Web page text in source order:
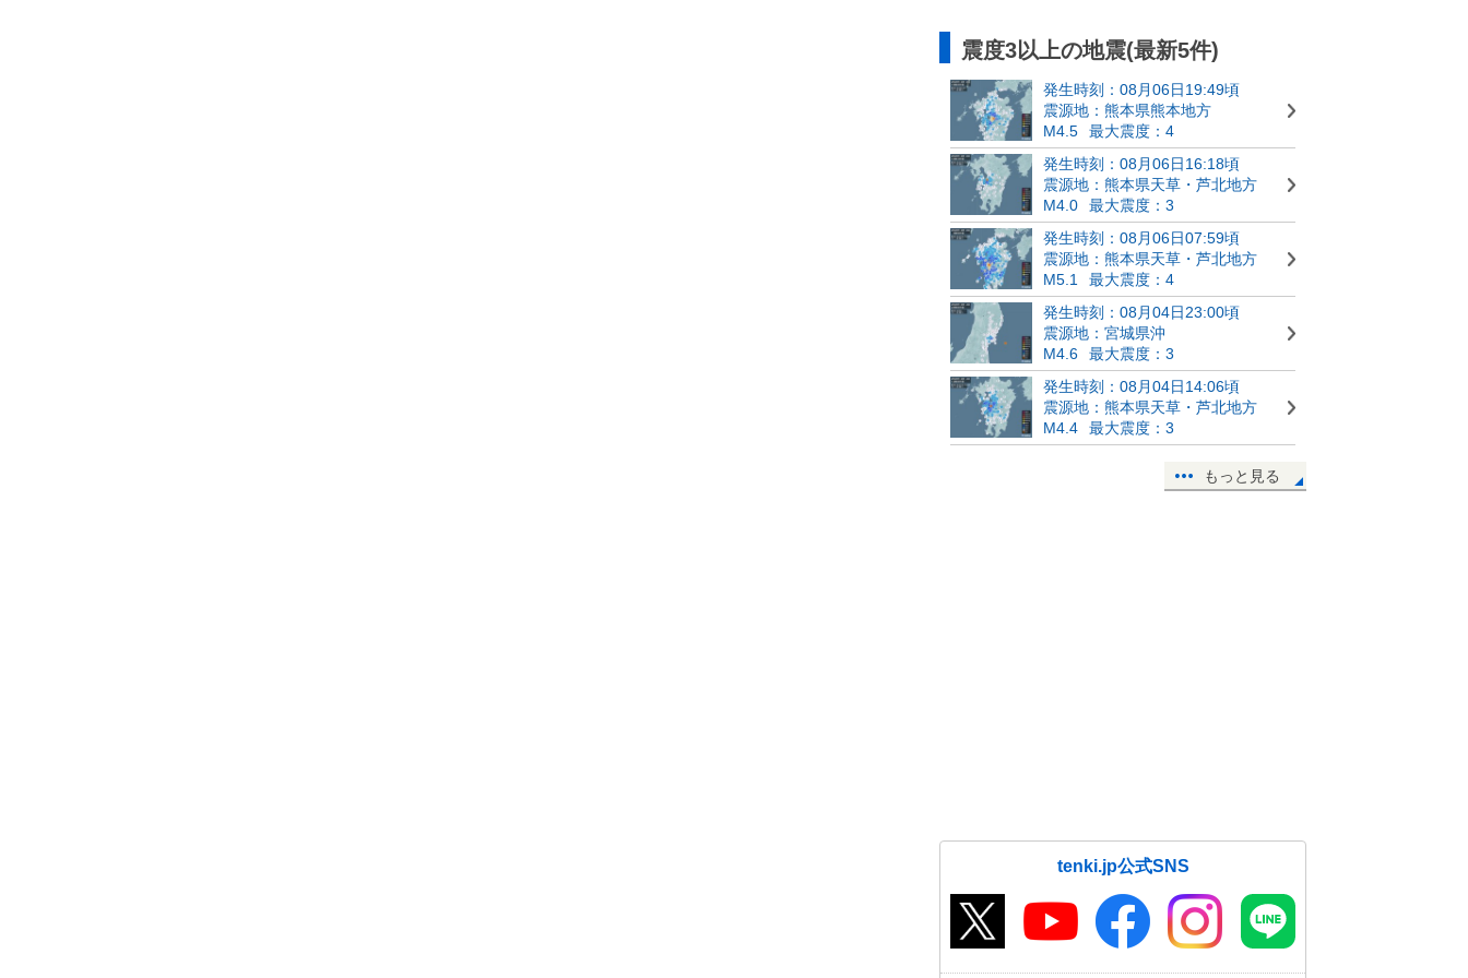
震度3以上の地震(最新5件)
発生時刻：08月06日19:49頃
震源地：熊本県熊本地方
M4.5
最大震度：4
発生時刻：08月06日16:18頃
震源地：熊本県天草・芦北地方
M4.0
最大震度：3
発生時刻：08月06日07:59頃
震源地：熊本県天草・芦北地方
M5.1
最大震度：4
発生時刻：08月04日23:00頃
震源地：宮城県沖
M4.6
最大震度：3
発生時刻：08月04日14:06頃
震源地：熊本県天草・芦北地方
M4.4
最大震度：3
もっと見る
tenki.jp公式SNS